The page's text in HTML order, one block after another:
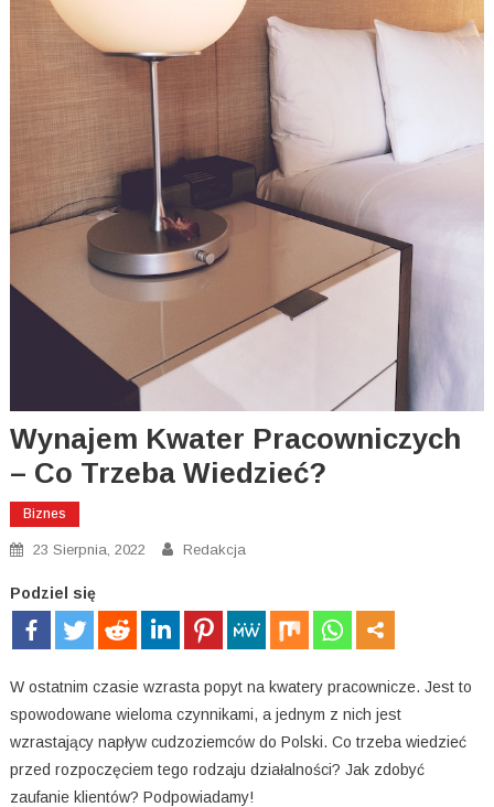
Wynajem Kwater Pracowniczych
– Co Trzeba Wiedzieć?
Biznes
23 Sierpnia, 2022 Redakcja
Podziel się
W ostatnim czasie wzrasta popyt na kwatery pracownicze. Jest to
spowodowane wieloma czynnikami, a jednym z nich jest
wzrastający napływ cudzoziemców do Polski. Co trzeba wiedzieć
przed rozpoczęciem tego rodzaju działalności? Jak zdobyć
zaufanie klientów? Podpowiadamy!